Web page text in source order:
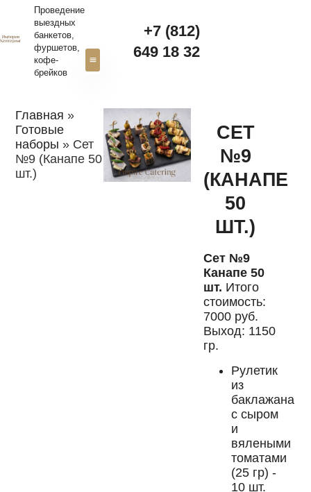
Проведение
выездных
банкетов,
фуршетов,
кофе-
брейков
+7 (812)
649 18 32‬
Главная »
Готовые
наборы » Сет
№9 (Канапе 50
шт.)
СЕТ
№9
(КАНАПЕ
50
ШТ.)
Сет №9
Канапе 50
шт. Итого
стоимость:
7000 руб.
Выход: 1150
гр.
Рулетик
из
баклажана
с сыром
и
вялеными
томатами
(25 гр) -
10 шт.